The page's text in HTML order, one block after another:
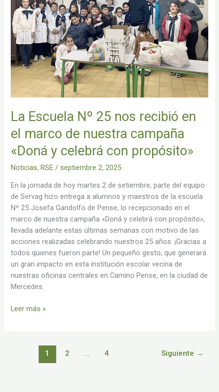
La Escuela Nº 25 nos recibió en
el marco de nuestra campaña
«Doná y celebrá con propósito»
Noticias,RSE / septiembre 2, 2025
En la jornada de hoy martes 2 de setiembre, parte del equipo
de Servag hizo entrega a alumnos y maestros de la escuela
Nº 25 Josefa Gandolfo de Pense, lo recepcionado en el
marco de nuestra campaña «Doná y celebrá con propósito»,
llevada adelante estas últimas semanas con motivo de las
acciones realizadas celebrando nuestros 25 años. ¡Gracias a
todos quienes fueron parte! Un pequeño gesto, que generará
un gran impacto en esta institución escolar vecina de
nuestras oficinas centrales en Camino Pense, en la ciudad de
Mercedes.
Nº
25
nos
recibió
en
el
marco
nuestra
«Doná
celebrá
con
Leer más »
1 2 … 4 Siguiente →